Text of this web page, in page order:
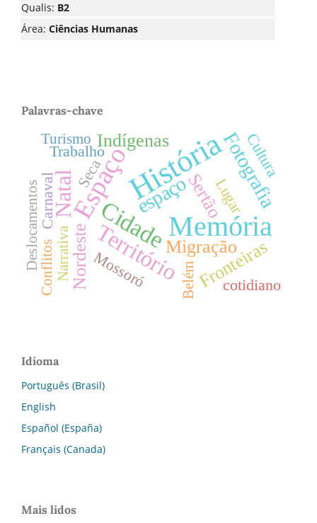
Qualis: B2
Área: Ciências Humanas
Palavras-chave
História
Memória
Espaço
Cidade
Território
Natal Fotografia
espaço
Migração
Fronteiras
Sertão
Indígenas
Nordeste
Trabalho
Seca
Mossoró
Carnaval Lugar
Cultura
cotidiano
Deslocamentos Narrativa
Conflitos Belém
Turismo
Idioma
Português (Brasil)
English
Español (España)
Français (Canada)
Mais lidos